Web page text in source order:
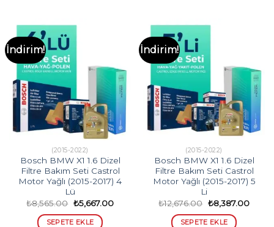
İndirim!
(2015-2022)
Bosch BMW X1 1.6 Dizel
Filtre Bakım Seti Castrol
Motor Yağlı (2015-2017) 4
Lü
₺8,565.00 Orijinal
fiyat:
₺8,565.00.
₺5,667.00Şu
SEPETE EKLE
İndirim!
(2015-2022)
Bosch BMW X1 1.6 Dizel
Filtre Bakım Seti Castrol
Motor Yağlı (2015-2017) 5
Li
₺12,676.00 Orijinal
fiyat:
₺12,676.00.
₺8,387.00Şu
SEPETE EKLE